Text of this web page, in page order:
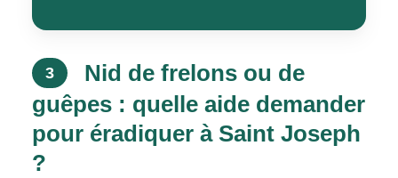
3
Nid de frelons ou de
guêpes : quelle aide demander
pour éradiquer à Saint Joseph
?